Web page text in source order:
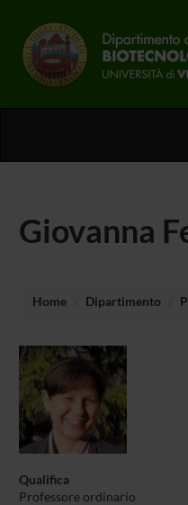
Giovanna
Home Dipartimento
Qualifica
Professore ordinario